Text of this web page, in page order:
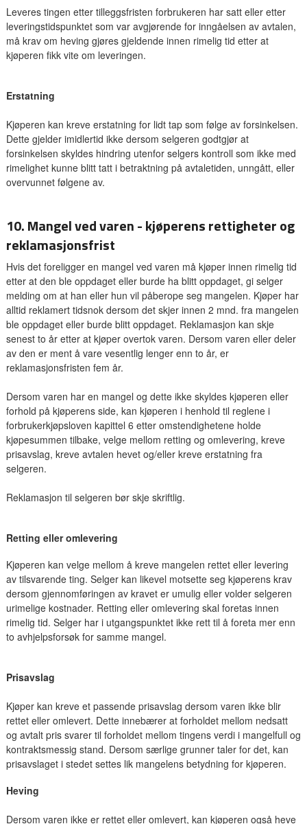
Leveres tingen etter tilleggsfristen forbrukeren har satt eller etter
leveringstidspunktet som var avgjørende for inngåelsen av avtalen,
må krav om heving gjøres gjeldende innen rimelig tid etter at
kjøperen fikk vite om leveringen.
Erstatning
Kjøperen kan kreve erstatning for lidt tap som følge av forsinkelsen.
Dette gjelder imidlertid ikke dersom selgeren godtgjør at
forsinkelsen skyldes hindring utenfor selgers kontroll som ikke med
rimelighet kunne blitt tatt i betraktning på avtaletiden, unngått, eller
overvunnet følgene av.
10. Mangel ved varen - kjøperens rettigheter og
reklamasjonsfrist
Hvis det foreligger en mangel ved varen må kjøper innen rimelig tid
etter at den ble oppdaget eller burde ha blitt oppdaget, gi selger
melding om at han eller hun vil påberope seg mangelen. Kjøper har
alltid reklamert tidsnok dersom det skjer innen 2 mnd. fra mangelen
ble oppdaget eller burde blitt oppdaget. Reklamasjon kan skje
senest to år etter at kjøper overtok varen. Dersom varen eller deler
av den er ment å vare vesentlig lenger enn to år, er
reklamasjonsfristen fem år.
Dersom varen har en mangel og dette ikke skyldes kjøperen eller
forhold på kjøperens side, kan kjøperen i henhold til reglene i
forbrukerkjøpsloven kapittel 6 etter omstendighetene holde
kjøpesummen tilbake, velge mellom retting og omlevering, kreve
prisavslag, kreve avtalen hevet og/eller kreve erstatning fra
selgeren.
Reklamasjon til selgeren bør skje skriftlig.
Retting eller omlevering
Kjøperen kan velge mellom å kreve mangelen rettet eller levering
av tilsvarende ting. Selger kan likevel motsette seg kjøperens krav
dersom gjennomføringen av kravet er umulig eller volder selgeren
urimelige kostnader. Retting eller omlevering skal foretas innen
rimelig tid. Selger har i utgangspunktet ikke rett til å foreta mer enn
to avhjelpsforsøk for samme mangel.
Prisavslag
Kjøper kan kreve et passende prisavslag dersom varen ikke blir
rettet eller omlevert. Dette innebærer at forholdet mellom nedsatt
og avtalt pris svarer til forholdet mellom tingens verdi i mangelfull og
kontraktsmessig stand. Dersom særlige grunner taler for det, kan
prisavslaget i stedet settes lik mangelens betydning for kjøperen.
Heving
Dersom varen ikke er rettet eller omlevert, kan kjøperen også heve